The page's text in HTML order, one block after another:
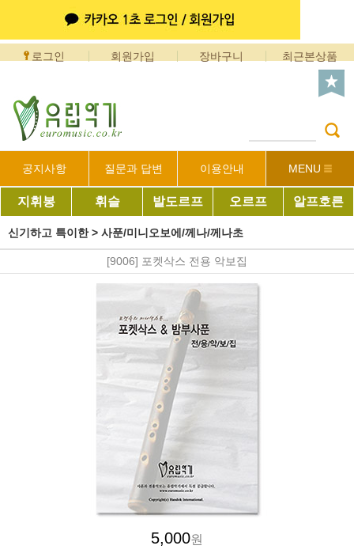
로그인 회원가입 장바구니 최근본상품
공지사항 질문과 답변 이용안내 MENU
지휘봉 휘슬 발도르프 오르프 알프호른
신기하고 특이한> 사푼/미니오보에/께나/께나초
[9006] 포켓삭스 전용 악보집
5,000원